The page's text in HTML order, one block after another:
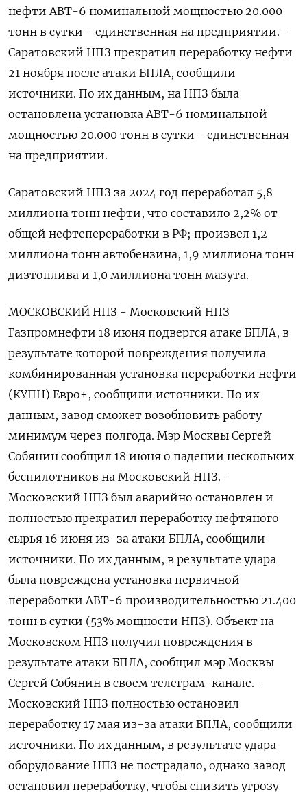
нефти АВТ-6 номинальной мощностью 20.000
тонн в сутки - единственная на предприятии. -
Саратовский НПЗ прекратил переработку нефти
21 ноября после атаки БПЛА, сообщили
источники. По их данным, на НПЗ была
остановлена установка АВТ-6 номинальной
мощностью 20.000 тонн в сутки - единственная
на предприятии.
Саратовский НПЗ за 2024 год переработал 5,8
миллиона тонн нефти, что составило 2,2% от
общей нефтепереработки в РФ; произвел 1,2
миллиона тонн автобензина, 1,9 миллиона тонн
дизтоплива и 1,0 миллиона тонн мазута.
МОСКОВСКИЙ НПЗ - Московский НПЗ
Газпромнефти 18 июня подвергся атаке БПЛА, в
результате которой повреждения получила
комбинированная установка переработки нефти
(КУПН) Евро+, сообщили источники. По их
данным, завод сможет возобновить работу
минимум через полгода. Мэр Москвы Сергей
Собянин сообщил 18 июня о падении нескольких
беспилотников на Московский НПЗ. -
Московский НПЗ был аварийно остановлен и
полностью прекратил переработку нефтяного
сырья 16 июня из-за атаки БПЛА, сообщили
источники. По их данным, в результате удара
была повреждена установка первичной
переработки АВТ-6 производительностью 21.400
тонн в сутки (53% мощности НПЗ). Объект на
Московском НПЗ получил повреждения в
результате атаки БПЛА, сообщил мэр Москвы
Сергей Собянин в своем телеграм-канале. -
Московский НПЗ полностью остановил
переработку 17 мая из-за атаки БПЛА, сообщили
источники. По их данным, в результате удара
оборудование НПЗ не пострадало, однако завод
остановил переработку, чтобы снизить угрозу